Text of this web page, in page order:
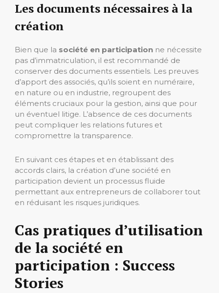
Les documents nécessaires à la
création
Bien que la société en participation ne nécessite
pas d’immatriculation, il est recommandé de
conserver des documents essentiels. Les preuves
d’apport des associés, qu’ils soient en numéraire,
en nature ou en industrie, regroupent des
éléments cruciaux pour la gestion, ainsi que pour
un éventuel litige. L’absence de ces documents
peut compliquer les relations futures et
compromettre la transparence.
En suivant ces étapes et en établissant des
accords clairs, la création d’une société en
participation devient un processus fluide
permettant aux entrepreneurs de collaborer tout
en réduisant les risques juridiques.
Cas pratiques d’utilisation
de la société en
participation : Success
Stories